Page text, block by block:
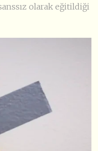
olarak eğitildiği